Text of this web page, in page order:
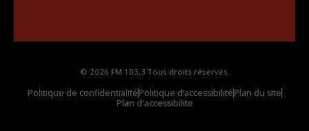
© 2026 FM 103,3 Tous droits réservés.
Politique de confidentialitéPolitique d’accessibilitéPlan du site
Plan d'accessibilite